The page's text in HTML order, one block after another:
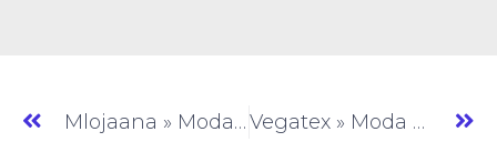
Mlojaana » Moda Feminina » SP » (#AM797) Vegatex » Moda Feminina » SP » (#AM799)